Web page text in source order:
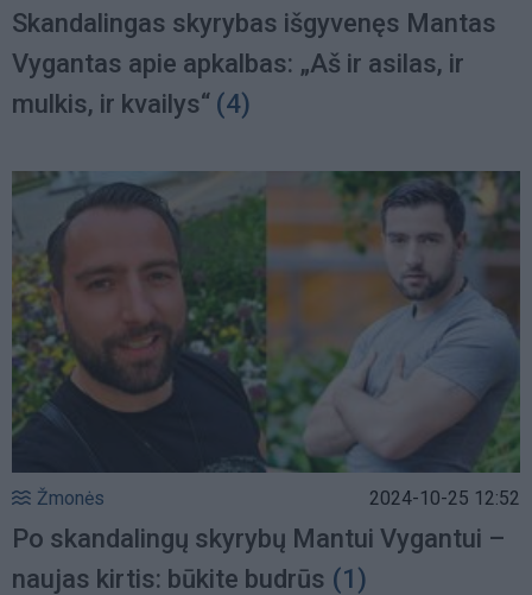
Skandalingas skyrybas išgyvenęs Mantas
Vygantas apie apkalbas: „Aš ir asilas, ir
mulkis, ir kvailys“ (4)
Žmonės 2024-10-25 12:52
Po skandalingų skyrybų Mantui Vygantui –
naujas kirtis: būkite budrūs (1)